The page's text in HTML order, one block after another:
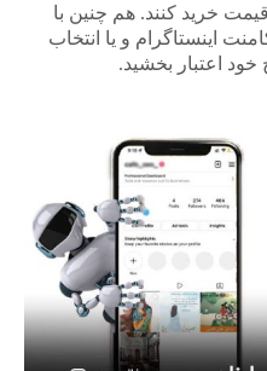
خرید کنند. هم چنین با
اینستاگرام و یا انتخاب
خود اعتبار بخشید.